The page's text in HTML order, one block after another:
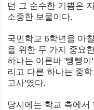
던 그 순수한 기쁨은
소중한 보물이다.
국민학교 6학년을 마
을 위한 두 가지 중요
하나는 이른바 '뺑뺑
리고 다른 하나는 중
고사'였다.
당시에는 학교 측에